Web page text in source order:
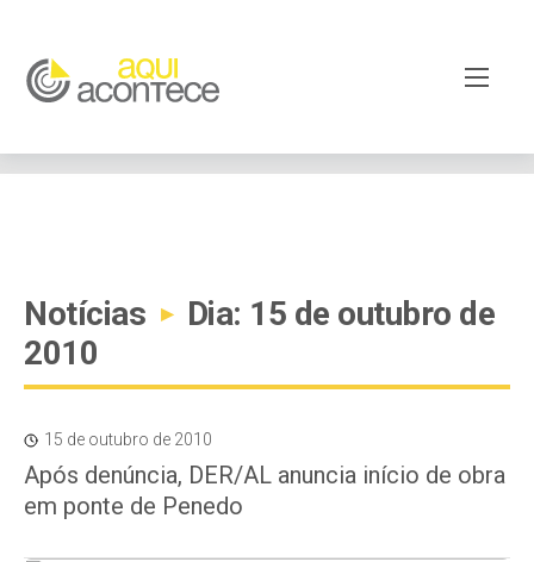
googleb82de9a22cec23e8.html
Notícias ▸
Dia: 15 de outubro de
2010
15 de outubro de 2010
Após denúncia, DER/AL anuncia início de obra
em ponte de Penedo